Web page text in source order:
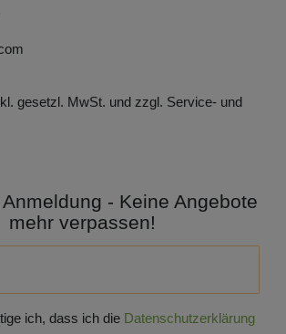
gesetzl. MwSt. und zzgl. Service- und
- Keine Angebote
mehr verpassen!
ich, dass ich die Daten­schutz­erklärung